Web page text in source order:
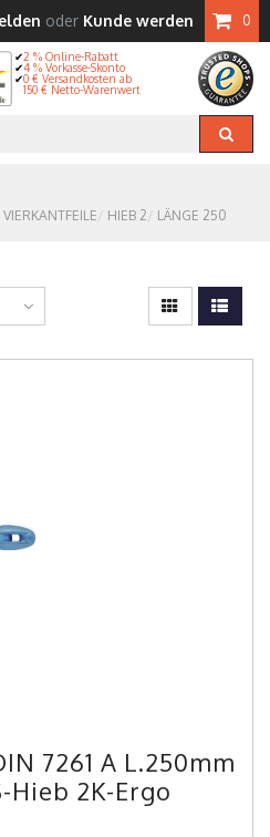
oder Kunde werden 0
2 % Online-Rabatt
4 % Vorkasse-Skonto
0 € Versandkosten ab
150 € Netto-Warenwert
VIERKANTFEILE HIEB 2 LÄNGE 250
7261 A L.250mm
Hieb 2K-Ergo